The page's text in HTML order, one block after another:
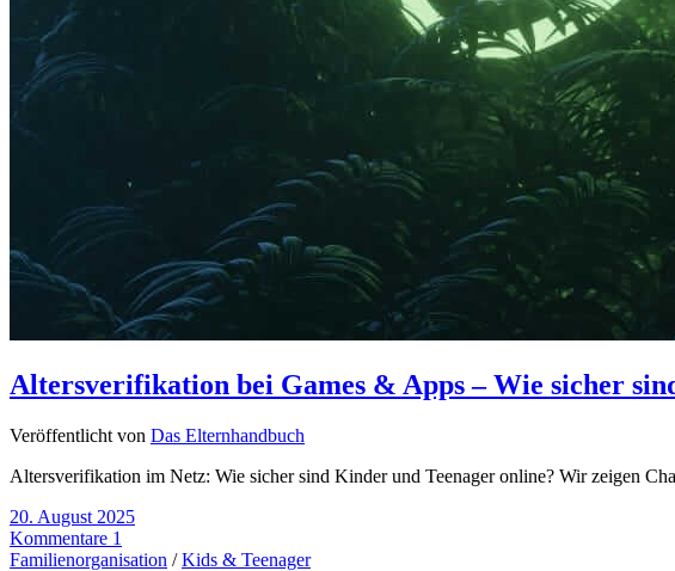
Altersverifikation bei Games & Apps – Wie sicher
Veröffentlicht von Das Elternhandbuch
Altersverifikation im Netz: Wie sicher sind Kinder und Teenager online? Wir zeigen
20. August 2025
Kommentare 1
Familienorganisation /Kids & Teenager